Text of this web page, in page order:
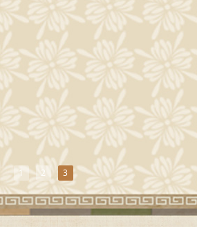
1 2 3